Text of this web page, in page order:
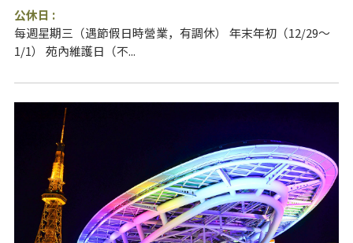
公休日 :
每週星期三（遇節假日時營業，有調休） 年末年初（12/29～
1/1） 苑內維護日（不...